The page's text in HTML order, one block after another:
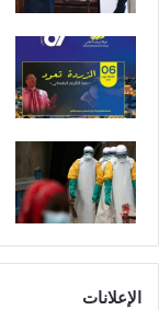
الإعلانات